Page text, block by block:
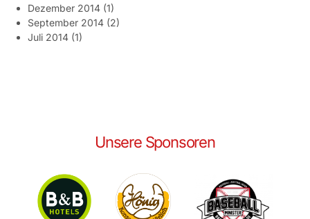
Dezember 2014 (1)
September 2014 (2)
Juli 2014 (1)
Unsere Sponsoren